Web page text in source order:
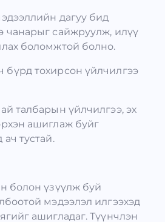
дагуу бид
чанарыг сайжруулж, илүү
боломжтой болно.
бүрд тохирсон үйлчилгээ
талбарын үйлчилгээ, эх
ашиглаж буйг
тустай.
болон үзүүлж буй
мэдээлэл илгээхэд
ашигладаг. Түүнчлэн